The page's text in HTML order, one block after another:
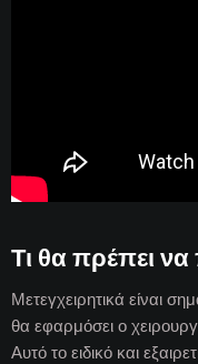
Τι θα πρέπει
Μετεγχειρητικά είναι
θα εφαρμόσει ο
Αυτό το ειδικό και